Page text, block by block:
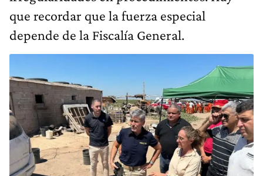
que recordar que la fuerza especial
depende de la Fiscalía General.